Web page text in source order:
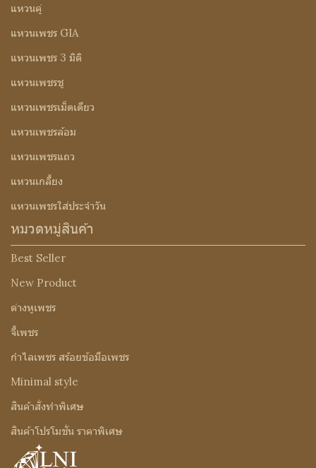
แหวนคู่
แหวนเพชร GIA
แหวนเพชร 3 มิติ
แหวนเพชรชู
แหวนเพชรเม็ดเดียว
แหวนเพชรล้อม
แหวนเพชรแถว
แหวนเกลี้ยง
แหวนเพชรใส่ประจำวัน
หมวดหมู่สินค้า
Best Seller
New Product
ต่างหูเพชร
จี้เพชร
กำไลเพชร สร้อยข้อมือเพชร
Minimal style
สินค้าสั่งทำพิเศษ
สินค้าโปรโมชั่น ราคาพิเศษ